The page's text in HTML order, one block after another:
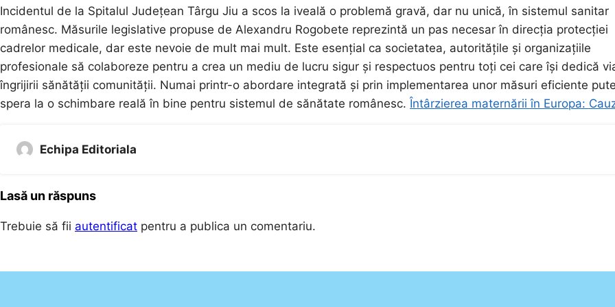
Incidentul de la Spitalul Județean Târgu Jiu a scos la iveală o problemă gravă, dar nu unică, în sistemul sanitar
românesc. Măsurile legislative propuse de Alexandru Rogobete reprezintă un pas necesar în direcția protecției
cadrelor medicale, dar este nevoie de mult mai mult. Este esențial ca societatea, autoritățile și organizațiile
profesionale să colaboreze pentru a crea un mediu de lucru sigur și respectuos pentru toți cei care își dedică
îngrijirii sănătății comunității. Numai printr-o abordare integrată și prin implementarea unor măsuri eficiente
spera la o schimbare reală în bine pentru sistemul de sănătate românesc.Întârzierea maternării în Europa:
Echipa Editoriala
Lasă un răspuns
Trebuie să fii autentificat pentru a publica un comentariu.